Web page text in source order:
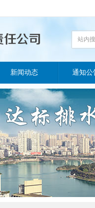
站内
新闻动态 通知公